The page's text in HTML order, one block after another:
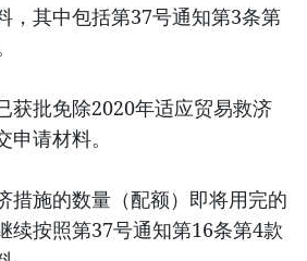
，其中包括第37号通知第3条第
获批免除2020年适应贸易救济
请材料。
措施的数量（配额）即将用完的
续按照第37号通知第16条第4款